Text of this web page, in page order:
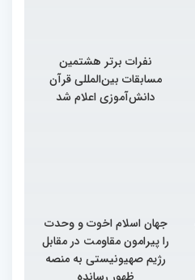
نفرات برتر هشتمین
مسابقات بین‌المللی قرآن
دانش‌آموزی اعلام شد
جهان اسلام اخوت و وحدت
را پیرامون مقاومت در مقابل
رژیم صهیونیستی به منصه